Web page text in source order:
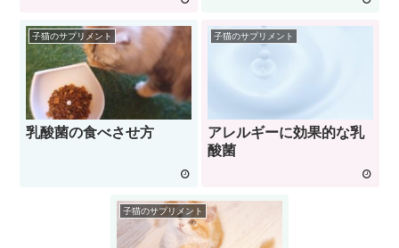
子猫のサプリメント
乳酸菌の食べさせ方
子猫のサプリメント
アレルギーに効果的な乳
酸菌
子猫のサプリメント